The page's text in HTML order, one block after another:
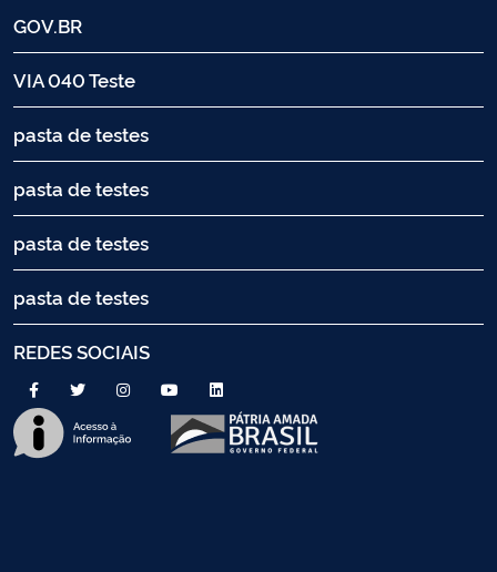
GOV.BR
VIA 040 Teste
pasta de testes
pasta de testes
pasta de testes
pasta de testes
REDES SOCIAIS